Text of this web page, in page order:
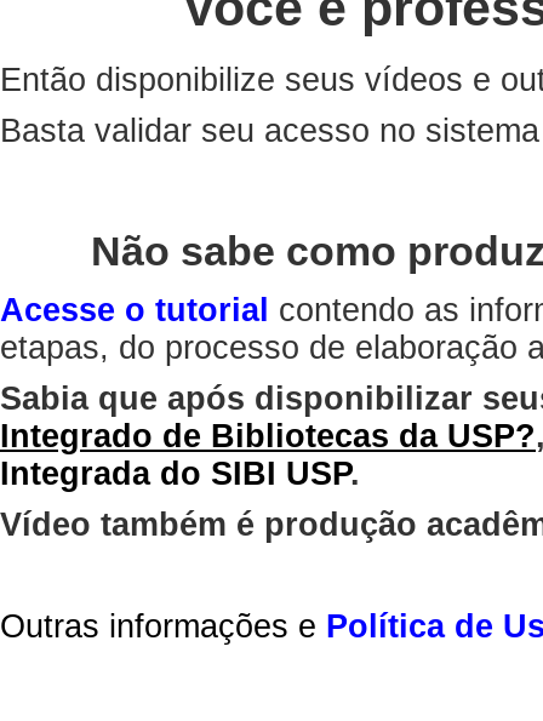
Então disponibilize seus vídeos e
Basta validar seu acesso no
Não sabe como
Acesse o tutorial contendo as
etapas, do processo de elaboração
Sabia que após disponibilizar
Integrado de Bibliotecas da USP?
Integrada do SIBI USP.
Vídeo também é produção
Outras informações e Política de